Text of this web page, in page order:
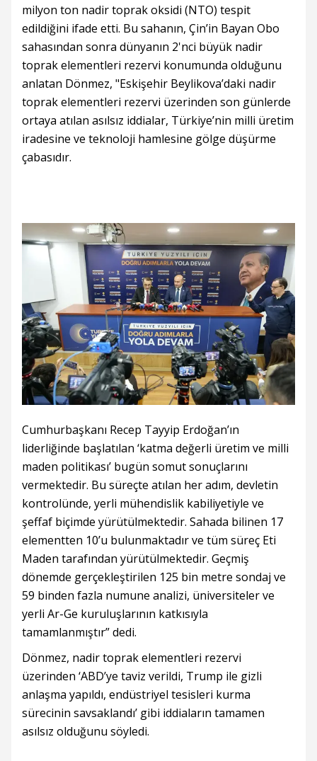
milyon ton nadir toprak oksidi (NTO) tespit
edildiğini ifade etti. Bu sahanın, Çin’in Bayan Obo
sahasından sonra dünyanın 2'nci büyük nadir
toprak elementleri rezervi konumunda olduğunu
anlatan Dönmez, "Eskişehir Beylikova’daki nadir
toprak elementleri rezervi üzerinden son günlerde
ortaya atılan asılsız iddialar, Türkiye’nin milli üretim
iradesine ve teknoloji hamlesine gölge düşürme
çabasıdır.
Cumhurbaşkanı Recep Tayyip Erdoğan’ın
liderliğinde başlatılan ‘katma değerli üretim ve milli
maden politikası’ bugün somut sonuçlarını
vermektedir. Bu süreçte atılan her adım, devletin
kontrolünde, yerli mühendislik kabiliyetiyle ve
şeffaf biçimde yürütülmektedir. Sahada bilinen 17
elementten 10’u bulunmaktadır ve tüm süreç Eti
Maden tarafından yürütülmektedir. Geçmiş
dönemde gerçekleştirilen 125 bin metre sondaj ve
59 binden fazla numune analizi, üniversiteler ve
yerli Ar-Ge kuruluşlarının katkısıyla
tamamlanmıştır” dedi.
Dönmez, nadir toprak elementleri rezervi
üzerinden ‘ABD’ye taviz verildi, Trump ile gizli
anlaşma yapıldı, endüstriyel tesisleri kurma
sürecinin savsaklandı’ gibi iddiaların tamamen
asılsız olduğunu söyledi.